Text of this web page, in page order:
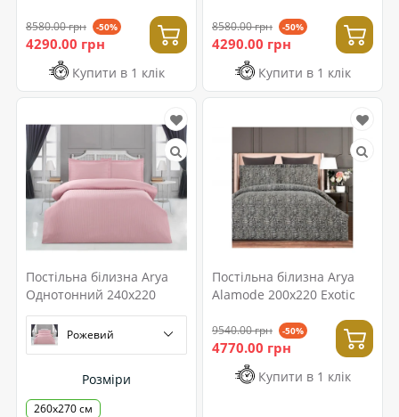
8580.00 грн -50%
4290.00 грн
Купити в 1 клік
8580.00 грн -50%
4290.00 грн
Купити в 1 клік
Постільна білизна Arya
Однотонний 240x220
Рожевий
Розміри
260x270 см
Постільна білизна Arya
Alamode 200x220 Exotic
9540.00 грн -50%
4770.00 грн
Купити в 1 клік